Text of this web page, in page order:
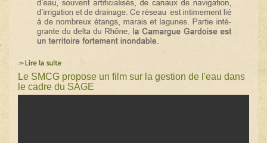
Le SMCG propose un film sur la gestion de l'eau dans
le cadre du SAGE